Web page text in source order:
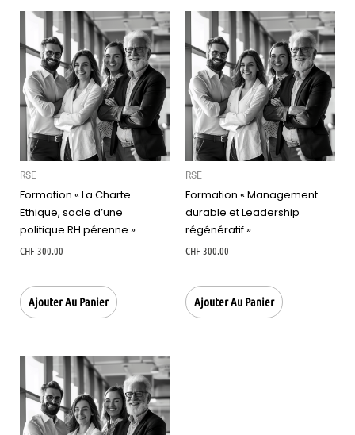
RSE
Formation « La Charte
Ethique, socle d’une
politique RH pérenne »
CHF300.00
Ajouter Au Panier
RSE
Formation « Management
durable et Leadership
régénératif »
CHF300.00
Ajouter Au Panier